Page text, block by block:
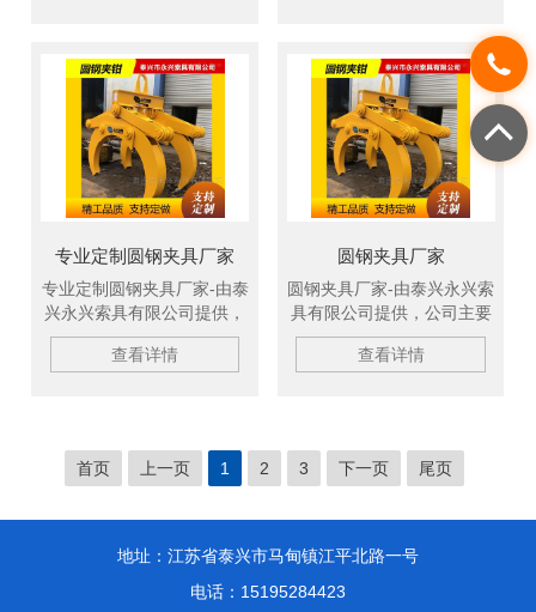
钢丝绳吊具、尼龙绳吊具、
起重链条成套索具、引纸
绳、注塑钢丝绳、软梯、安
全带等几大系列，欢迎新老
客户洽谈订购！
起重钳、高强纤维吊装带、
钢丝绳吊具、尼龙绳吊具、
起重链条成套索具、引纸
绳、注塑钢丝绳、软梯、安
全带等几大系列，欢迎新老
客户洽谈订购！
专业定制圆钢夹具厂家
专业定制圆钢夹具厂家-由泰
兴永兴索具有限公司提供，
公司主要生产柔性吊带、扁
平吊装带、冶金吊具、钢坯
尼龙绳吊具、起重链条成套
索具、引纸绳、注塑钢丝
购！
查看详情
圆钢夹具厂家
圆钢夹具厂家-由泰兴永兴索
具有限公司提供，公司主要
生产柔性吊带、扁平吊装
带、冶金吊具、钢坯吊钩、
绳吊具、起重链条成套索
具、引纸绳、注塑钢丝绳、
查看详情
首页 上一页 1 2 3 下一页 尾页
地址：江苏省泰兴市马甸镇江平北路一号
电话：15195284423